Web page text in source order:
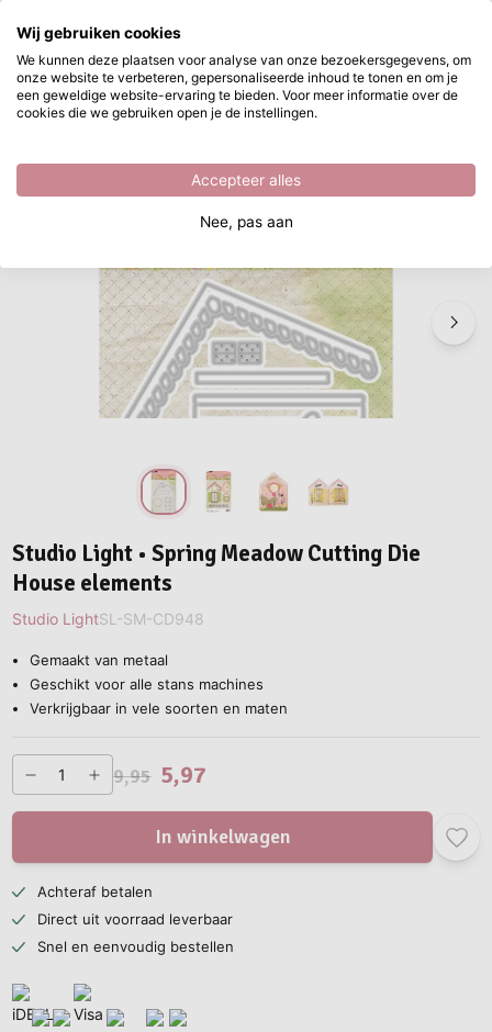
Ga naar hoofdinhoud
Direct uit voorraad leverbaar Studio Light • Spring Meadow Cutting Die House elements
/ Snijden en embossen /
Studio Light • Spring Meadow Cutting Die
House elements
Studio LightSL-SM-CD948
Gemaakt van metaal
Geschikt voor alle stans machines
Verkrijgbaar in vele soorten en maten
9,95 5,97
In winkelwagen
Achteraf betalen
Direct uit voorraad leverbaar
Snel en eenvoudig bestellen
Waar ben je naar op zoek?
Wij gebruiken cookies
We kunnen deze plaatsen voor analyse van onze bezoekersgegevens, om
onze website te verbeteren, gepersonaliseerde inhoud te tonen en om je
een geweldige website-ervaring te bieden. Voor meer informatie over de
cookies die we gebruiken open je de instellingen.
Accepteer alles
Nee, pas aan